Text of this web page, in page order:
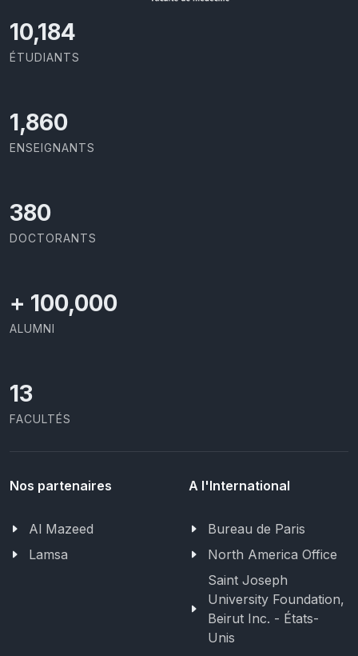
10,801
ÉTUDIANTS
1,973
ENSEIGNANTS
403
DOCTORANTS
+ 100,000
ALUMNI
13
FACULTÉS
Nos partenaires
Al Mazeed
Lamsa
A l'International
Bureau de Paris
North America Office
Saint Joseph
University Foundation,
Beirut Inc. - États-
Unis